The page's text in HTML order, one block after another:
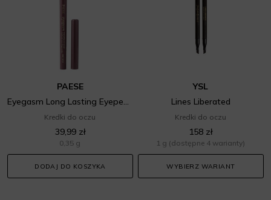
PAESE
Eyegasm Long Lasting Eyepencil
Kredki do oczu
39,99 zł
0,35 g
DODAJ DO KOSZYKA
YSL
Lines Liberated
Kredki do oczu
158 zł
1 g (dostępne 4 warianty)
WYBIERZ WARIANT